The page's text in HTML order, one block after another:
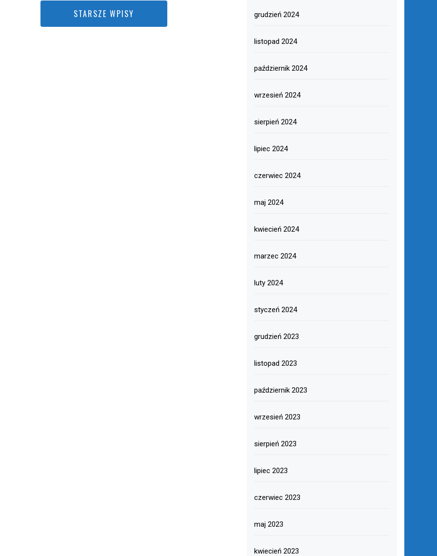
STARSZE WPISY grudzień 2024
listopad 2024
październik 2024
wrzesień 2024
sierpień 2024
lipiec 2024
czerwiec 2024
maj 2024
kwiecień 2024
marzec 2024
luty 2024
styczeń 2024
grudzień 2023
listopad 2023
październik 2023
wrzesień 2023
sierpień 2023
lipiec 2023
czerwiec 2023
maj 2023
kwiecień 2023